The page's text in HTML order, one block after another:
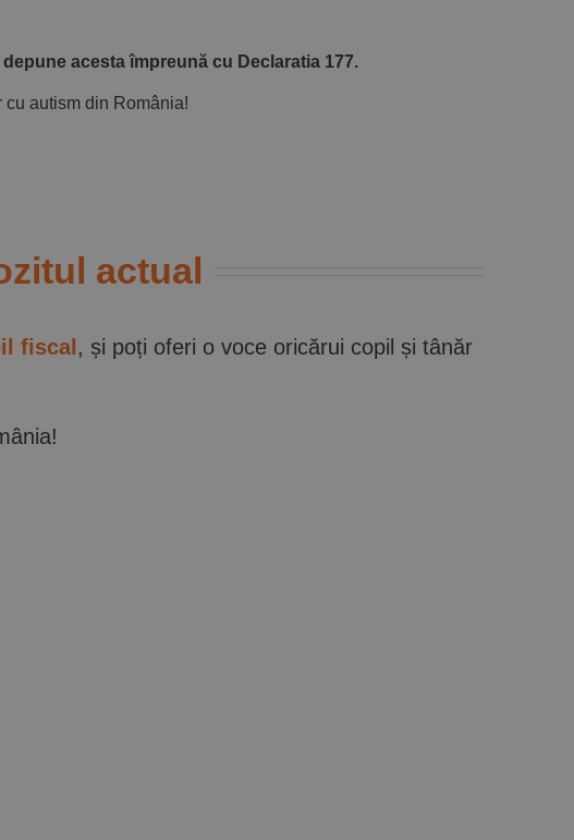
acesta împreună cu Declaratia 177.
autism din România!
actual
fiscal , și poți oferi o voce oricărui copil și tânăr